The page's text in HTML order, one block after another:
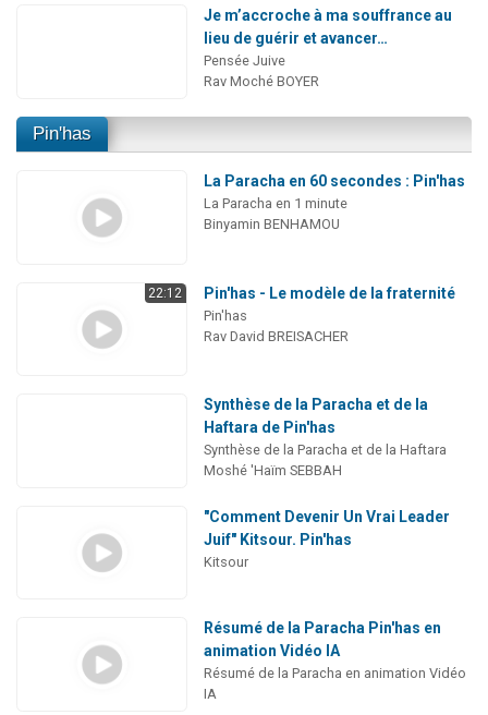
Je m’accroche à ma souffrance au
lieu de guérir et avancer…
Pensée Juive
Rav Moché BOYER
Pin'has
La Paracha en 60 secondes : Pin'has
La Paracha en 1 minute
Binyamin BENHAMOU
22:12 Pin'has - Le modèle de la fraternité
Pin'has
Rav David BREISACHER
Synthèse de la Paracha et de la
Haftara de Pin'has
Synthèse de la Paracha et de la Haftara
Moshé 'Haïm SEBBAH
"Comment Devenir Un Vrai Leader
Juif" Kitsour. Pin'has
Kitsour
Résumé de la Paracha Pin'has en
animation Vidéo IA
Résumé de la Paracha en animation Vidéo
IA